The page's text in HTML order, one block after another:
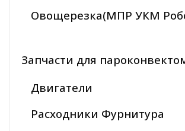
Овощерезка(МПР УКМ
Запчасти для
Двигатели
Расходники Фурнитура